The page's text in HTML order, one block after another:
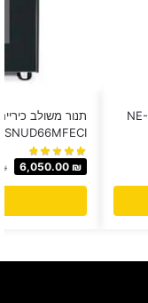
תנור אפיה משולב גז מפואר NEON שחור דגם NE-
₪ 6,050.00 ₪